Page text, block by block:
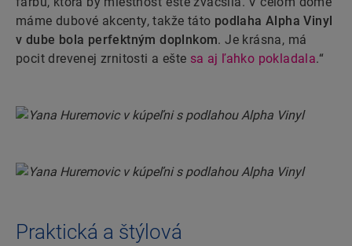
máme dubové akcenty, takže táto podlaha Alpha Vinyl
v dube bola perfektným doplnkom. Je krásna, má
pocit drevenej zrnitosti a ešte sa aj ľahko pokladala.“
Praktická a štýlová